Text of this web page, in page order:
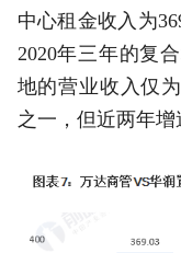
中心租金收入为
2020年三年的复
地的营业收入仅
之一，但近两年增